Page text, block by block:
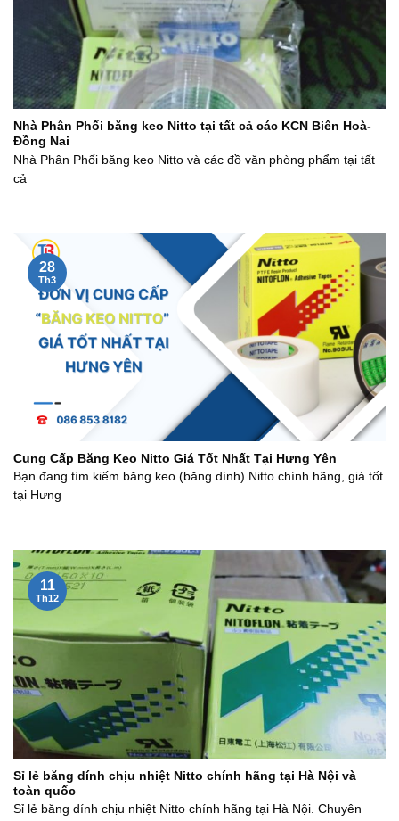
Nhà Phân Phối băng keo Nitto tại tất cả các KCN Biên Hoà-
Đồng Nai
Nhà Phân Phối băng keo Nitto và các đồ văn phòng phẩm tại tất
cả
Cung Cấp Băng Keo Nitto Giá Tốt Nhất Tại Hưng Yên
Bạn đang tìm kiếm băng keo (băng dính) Nitto chính hãng, giá tốt
tại Hưng
28
Th3
Sỉ lẻ băng dính chịu nhiệt Nitto chính hãng tại Hà Nội và
toàn quốc
Sỉ lẻ băng dính chịu nhiệt Nitto chính hãng tại Hà Nội. Chuyên
11
Th12